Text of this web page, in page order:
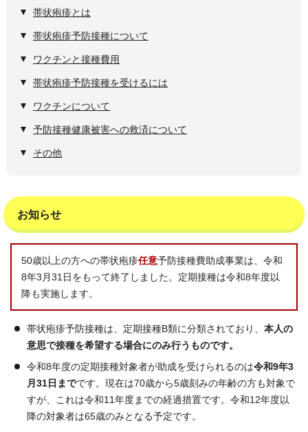
帯状疱疹とは
帯状疱疹予防接種について
ワクチンと接種費用
帯状疱疹予防接種を受けるには
ワクチンについて
予防接種健康被害への救済について
その他
お知らせ
50歳以上の方への帯状疱疹任意予防接種費助成事業は、令和
8年3月31日をもって終了しました。定期接種は令和8年度以
降も実施します。
帯状疱疹予防接種は、定期接種B類に分類されており、 本人の
意思で接種を希望する場合にのみ行うものです。
令和8年度の定期接種対象者が助成を受けられるのは令和9年3
月31日までです。現在は70歳から5歳刻みの年齢の方も対象で
すが、これは令和11年度までの経過措置です。令和12年度以
降の対象者は65歳のみとなる予定です。